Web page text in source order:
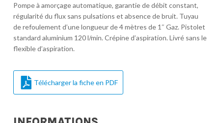
Pompe à amorçage automatique, garantie de débit constant,
régularité du flux sans pulsations et absence de bruit. Tuyau
de refoulement d’une longueur de 4 mètres de 1″ Gaz. Pistolet
standard aluminium 120 l/min. Crépine d’aspiration. Livré sans le
flexible d’aspiration.
Télécharger la fiche en PDF